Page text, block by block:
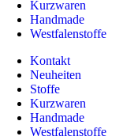
Kurzwaren
Handmade
Westfalenstoffe
Kontakt
Neuheiten
Stoffe
Kurzwaren
Handmade
Westfalenstoffe